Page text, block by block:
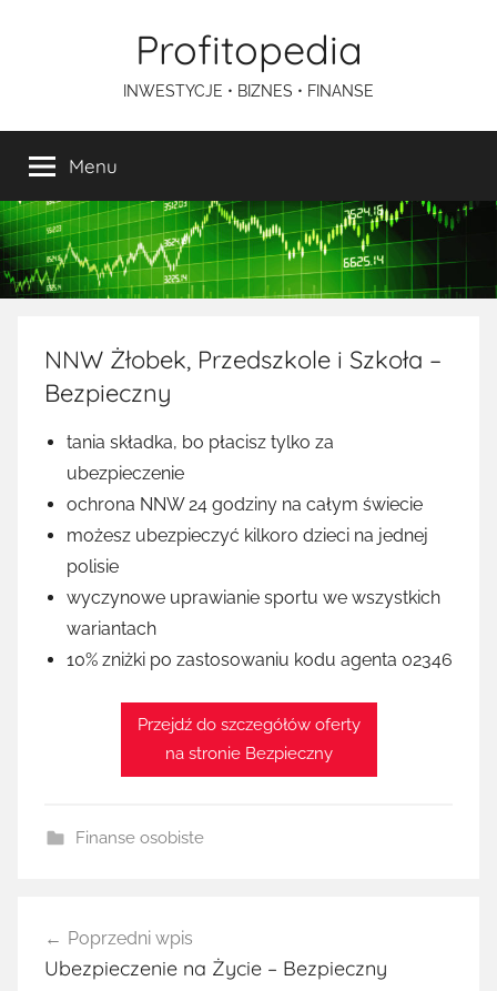
Profitopedia
INWESTYCJE • BIZNES • FINANSE
Menu
NNW Żłobek, Przedszkole i Szkoła –
Bezpieczny
tania składka, bo płacisz tylko za
ubezpieczenie
ochrona NNW 24 godziny na całym świecie
możesz ubezpieczyć kilkoro dzieci na jednej
polisie
wyczynowe uprawianie sportu we wszystkich
wariantach
10% zniżki po zastosowaniu kodu agenta 02346
Przejdź do szczegółów oferty
na stronie Bezpieczny
Finanse osobiste
wpisu
Poprzedni wpis
Ubezpieczenie na Życie – Bezpieczny